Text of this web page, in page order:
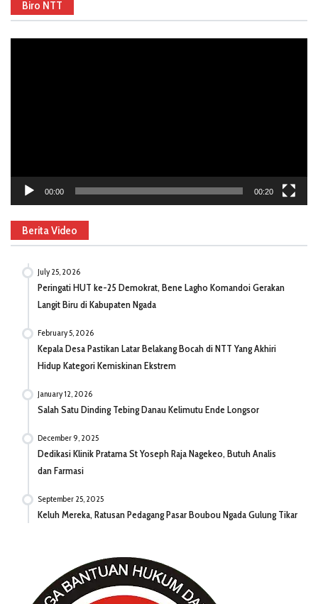
Biro NTT
00:00 00:20
Berita Video
July 25, 2026
Peringati HUT ke-25 Demokrat, Bene Lagho Komandoi Gerakan
Langit Biru di Kabupaten Ngada
February 5, 2026
Kepala Desa Pastikan Latar Belakang Bocah di NTT Yang Akhiri
Hidup Kategori Kemiskinan Ekstrem
January 12, 2026
Salah Satu Dinding Tebing Danau Kelimutu Ende Longsor
December 9, 2025
Dedikasi Klinik Pratama St Yoseph Raja Nagekeo, Butuh Analis
dan Farmasi
September 25, 2025
Keluh Mereka, Ratusan Pedagang Pasar Boubou Ngada Gulung Tikar